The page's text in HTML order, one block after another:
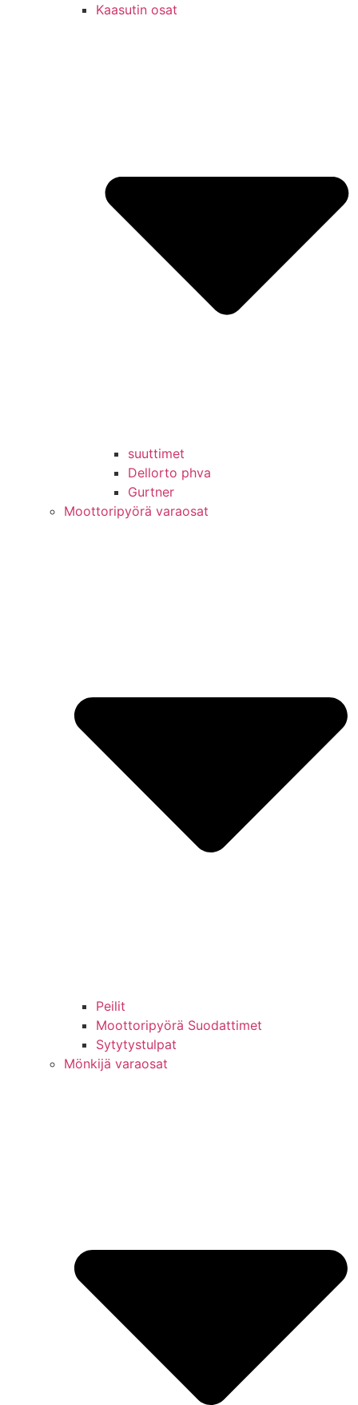
Kaasutin osat
suuttimet
Dellorto phva
Gurtner
Moottoripyörä varaosat
Peilit
Moottoripyörä Suodattimet
Sytytystulpat
Mönkijä varaosat